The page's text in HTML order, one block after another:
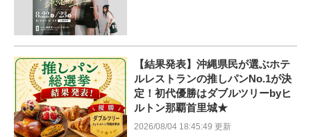
【結果発表】沖縄県民が選ぶホテ
ルレストランの推しパンNo.1が決
定！初代優勝はダブルツリーbyヒ
ルトン那覇首里城★
2026/08/04 18:45:49 更新